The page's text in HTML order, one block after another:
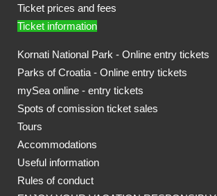
Ticket prices and fees
Ticket information
Kornati National Park - Online entry tickets
Parks of Croatia - Online entry tickets
mySea online - entry tickets
Spots of comission ticket sales
Tours
Accommodations
Useful information
Rules of conduct